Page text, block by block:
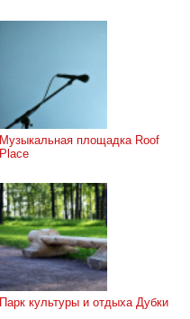
Музыкальная площадка Roof
Place
Парк культуры и отдыха Дубки